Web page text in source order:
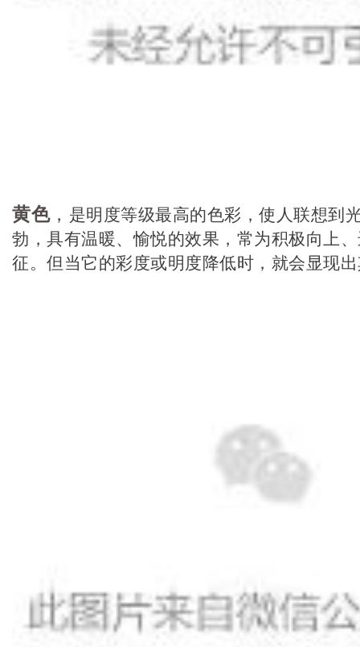
黄色， 是明度等级最高的色彩，使人联想到
勃，具有温暖、愉悦的效果，常为积极向上
征。但当它的彩度或明度降低时，就会显现